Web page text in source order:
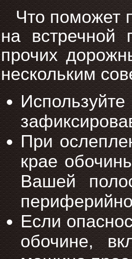
Что поможет
на встречной
прочих
нескольким
При
крае
Вашей
Если
обочине,